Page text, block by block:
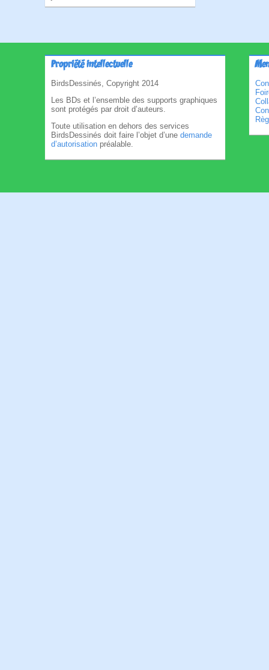
Propriété intellectuelle
BirdsDessinés, Copyright 2014
Les BDs et l’ensemble des supports graphiques
sont protégés par droit d’auteurs.
Toute utilisation en dehors des services
BirdsDessinés doit faire l’objet d’une demande
d’autorisation préalable.